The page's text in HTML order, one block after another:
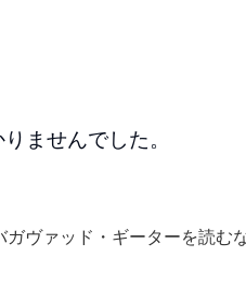
ませんでした。
ガヴァッド・ギーターを読む